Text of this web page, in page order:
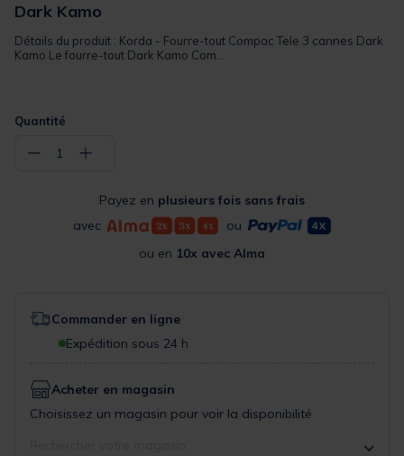
Dark Kamo
Détails du produit : Korda - Fourre-tout Compac Tele 3 cannes Dark
Kamo Le fourre-tout Dark Kamo Com...
Quantité
− 1 +
Payez en plusieurs fois sans frais
avec
ou
ou en 10x avec Alma
Commander en ligne
Expédition sous 24 h
Acheter en magasin
Choisissez un magasin pour voir la disponibilité